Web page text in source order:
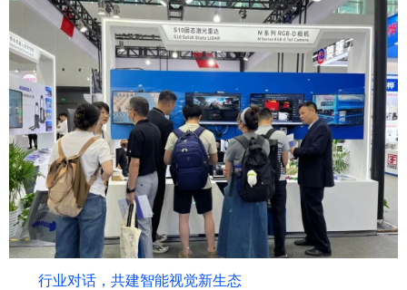
行业对话，共建智能视觉新生态